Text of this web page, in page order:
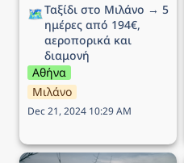
🗺️Ταξίδι στο Μιλάνο → 5
ημέρες από 194€,
αεροπορικά και
διαμονή
Αθήνα
Μιλάνο
Dec 21, 2024 10:29 AM